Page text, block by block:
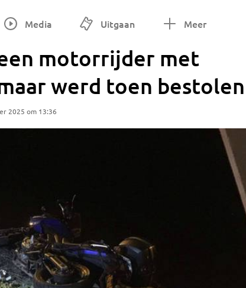
Media Uitgaan Meer
motorrijder met
werd toen bestolen
2025 om 13:36